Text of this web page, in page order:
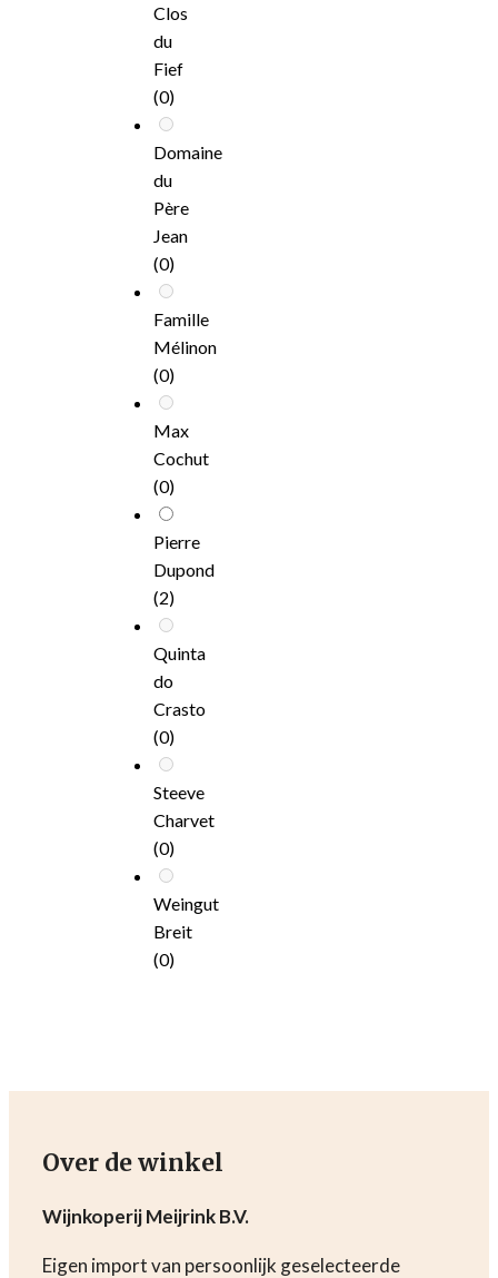
Clos
du
Fief
(0)
Domaine
du
Père
Jean
(0)
Famille
Mélinon
(0)
Max
Cochut
(0)
Pierre
Dupond
(2)
Quinta
do
Crasto
(0)
Steeve
Charvet
(0)
Weingut
Breit
(0)
Over de winkel
Wijnkoperij Meijrink B.V.
Eigen import van persoonlijk geselecteerde